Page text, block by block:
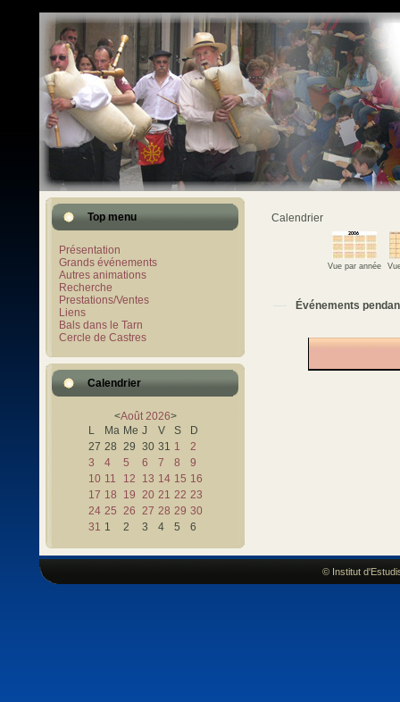
Top menu
Présentation
Grands événements
Autres animations
Recherche
Prestations/Ventes
Liens
Bals dans le Tarn
Cercle de Castres
Calendrier
<Août 2026>
L
Ma Me J V S
D
27 28 29 30 31 1
2
3
4 5 6 7 8
9
10 11 12 13 14 15 16
17 18 19 20 21 22 23
24 25 26 27 28 29 30
31 1 2 3 4 5 6
Calendrier
Vue par année
Événements
© Institut